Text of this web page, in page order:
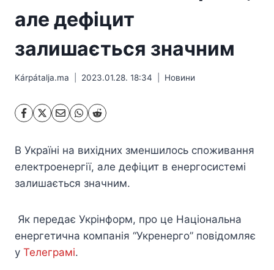
але дефіцит
залишається значним
Kárpátalja.ma 2023.01.28. 18:34 Hовини
В Україні на вихідних зменшилось споживання
електроенергії, але дефіцит в енергосистемі
залишається значним.
Як передає Укрінформ, про це Національна
енергетична компанія “Укренерго” повідомляє
у Телеграмі.